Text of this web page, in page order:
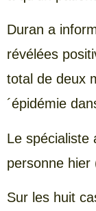
Duran a
révélées
total de deux
´épidémie
Le spécialiste
personne hier
Sur les huit